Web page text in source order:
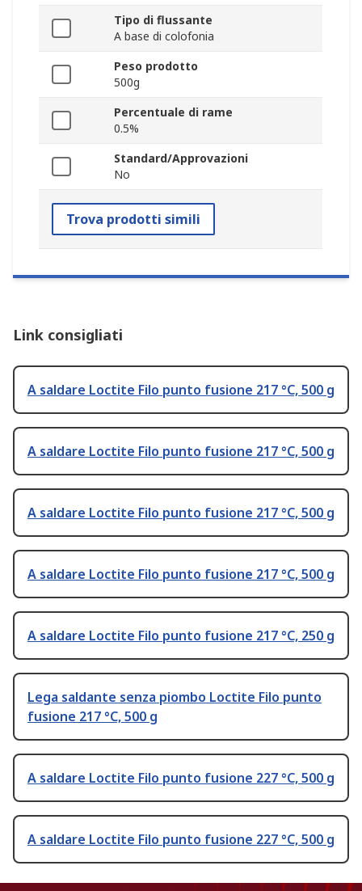
Tipo di flussante
A base di colofonia
Peso prodotto
500g
Percentuale di rame
0.5%
Standard/Approvazioni
No
Trova prodotti simili
Link consigliati
A saldare Loctite Filo punto fusione 217 °C, 500 g
A saldare Loctite Filo punto fusione 217 °C, 500 g
A saldare Loctite Filo punto fusione 217 °C, 500 g
A saldare Loctite Filo punto fusione 217 °C, 500 g
A saldare Loctite Filo punto fusione 217 °C, 250 g
Lega saldante senza piombo Loctite Filo punto
fusione 217 °C, 500 g
A saldare Loctite Filo punto fusione 227 °C, 500 g
A saldare Loctite Filo punto fusione 227 °C, 500 g